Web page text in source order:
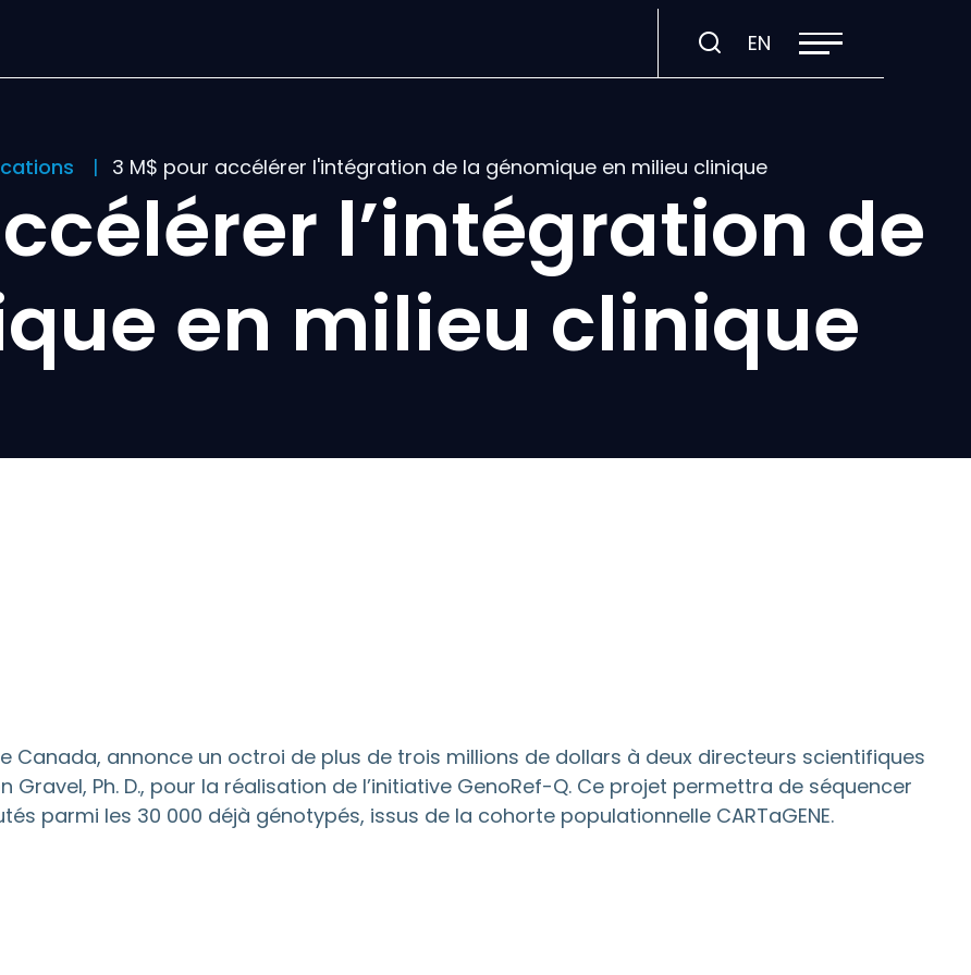
EN Visiter
la
la
navigation
3 M$ pour accélérer l'intégration de la génomique en milieu clinique
l’intégration de
en milieu clinique
Canada, annonce un octroi de plus de trois millions de dollars à deux directeurs scientifiques
Gravel, Ph. D., pour la réalisation de l’initiative GenoRef-Q. Ce projet permettra de séquencer
parmi les 30 000 déjà génotypés, issus de la cohorte populationnelle CARTaGENE.